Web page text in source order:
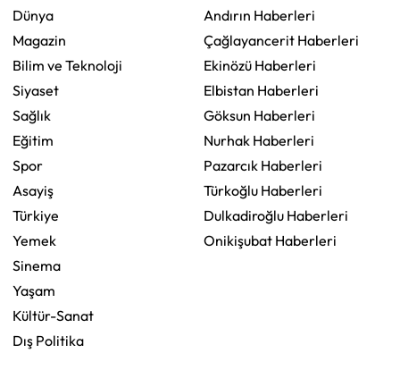
Dünya
Magazin
Bilim ve Teknoloji
Siyaset
Sağlık
Eğitim
Spor
Asayiş
Türkiye
Yemek
Sinema
Yaşam
Kültür-Sanat
Dış Politika
Andırın Haberleri
Çağlayancerit Haberleri
Ekinözü Haberleri
Elbistan Haberleri
Göksun Haberleri
Nurhak Haberleri
Pazarcık Haberleri
Türkoğlu Haberleri
Dulkadiroğlu Haberleri
Onikişubat Haberleri